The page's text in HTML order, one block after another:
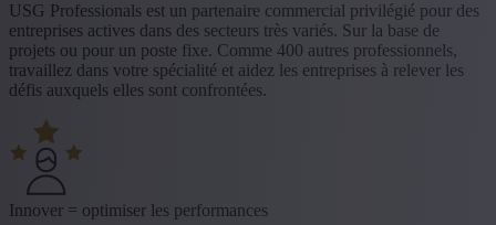
USG Professionals est un partenaire commercial privilégié pour des
entreprises actives dans des secteurs très variés. Sur la base de
projets ou pour un poste fixe. Comme 400 autres professionnels,
travaillez dans votre spécialité et aidez les entreprises à relever les
défis auxquels elles sont confrontées.
Innover = optimiser les performances